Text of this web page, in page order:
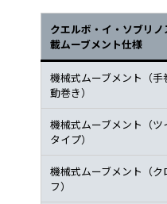
クエルボ・イ・ソブリ
載ムーブメント仕様
機械式ムーブメント（手
動巻き）
機械式ムーブメント（ツ
タイプ）
機械式ムーブメント（ク
フ）